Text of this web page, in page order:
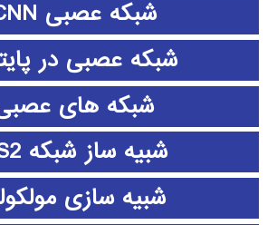
شبکه عصبی CNN
شبکه عصبی در
شبکه های
شبیه ساز شبکه NS2
شبیه سازی